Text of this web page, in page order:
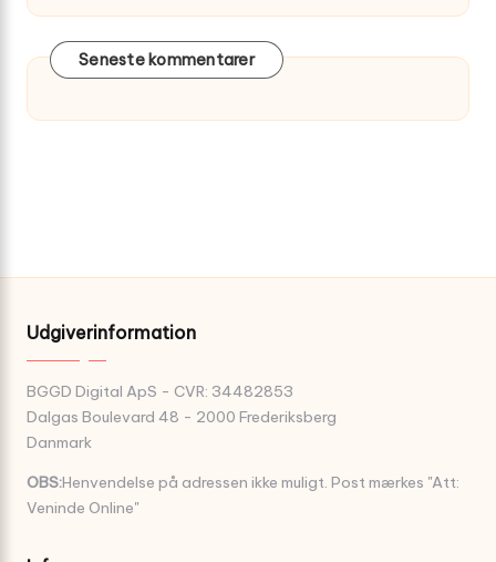
Seneste kommentarer
Udgiverinformation
BGGD Digital ApS - CVR: 34482853
Dalgas Boulevard 48 - 2000 Frederiksberg
Danmark
OBS:Henvendelse på adressen ikke muligt. Post mærkes "Att:
Veninde Online"